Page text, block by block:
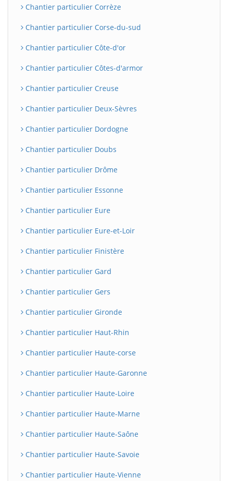
Chantier particulier Corrèze
Chantier particulier Corse-du-sud
Chantier particulier Côte-d'or
Chantier particulier Côtes-d'armor
Chantier particulier Creuse
Chantier particulier Deux-Sèvres
Chantier particulier Dordogne
Chantier particulier Doubs
Chantier particulier Drôme
Chantier particulier Essonne
Chantier particulier Eure
Chantier particulier Eure-et-Loir
Chantier particulier Finistère
Chantier particulier Gard
Chantier particulier Gers
Chantier particulier Gironde
Chantier particulier Haut-Rhin
Chantier particulier Haute-corse
Chantier particulier Haute-Garonne
Chantier particulier Haute-Loire
Chantier particulier Haute-Marne
Chantier particulier Haute-Saône
Chantier particulier Haute-Savoie
Chantier particulier Haute-Vienne